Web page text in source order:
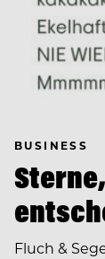
BUSINESS
Fluch &